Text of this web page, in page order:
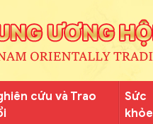
cứu và Trao
Sức
khỏe